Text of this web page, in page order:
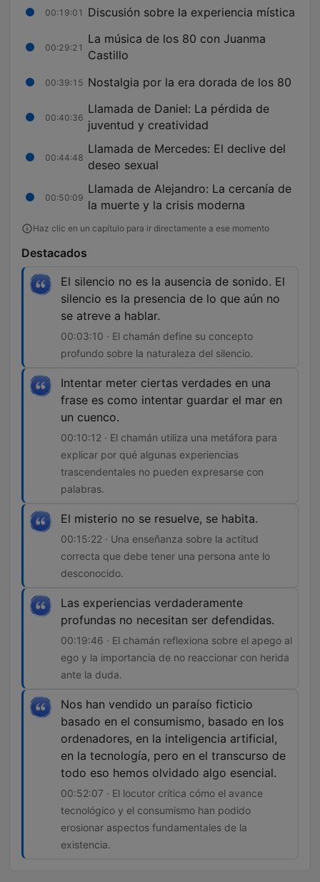
00:19:01 Discusión sobre la experiencia mística
00:29:21
La música de los 80 con Juanma
Castillo
00:39:15 Nostalgia por la era dorada de los 80
00:40:36
Llamada de Daniel: La pérdida de
juventud y creatividad
00:44:48
Llamada de Mercedes: El declive del
deseo sexual
00:50:09
Llamada de Alejandro: La cercanía de
la muerte y la crisis moderna
Haz clic en un capítulo para ir directamente a ese momento
Destacados
El silencio no es la ausencia de sonido. El
silencio es la presencia de lo que aún no
se atreve a hablar.
00:03:10 · El chamán define su concepto
profundo sobre la naturaleza del silencio.
Intentar meter ciertas verdades en una
frase es como intentar guardar el mar en
un cuenco.
00:10:12 · El chamán utiliza una metáfora para
explicar por qué algunas experiencias
trascendentales no pueden expresarse con
palabras.
El misterio no se resuelve, se habita.
00:15:22 · Una enseñanza sobre la actitud
correcta que debe tener una persona ante lo
desconocido.
Las experiencias verdaderamente
profundas no necesitan ser defendidas.
00:19:46 · El chamán reflexiona sobre el apego al
ego y la importancia de no reaccionar con herida
ante la duda.
Nos han vendido un paraíso ficticio
basado en el consumismo, basado en los
ordenadores, en la inteligencia artificial,
en la tecnología, pero en el transcurso de
todo eso hemos olvidado algo esencial.
00:52:07 · El locutor critica cómo el avance
tecnológico y el consumismo han podido
erosionar aspectos fundamentales de la
existencia.